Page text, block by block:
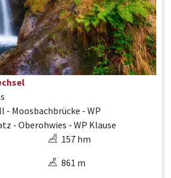
- Moosbachbrücke - WP
- Oberohwies - WP Klause
157 hm
861 m